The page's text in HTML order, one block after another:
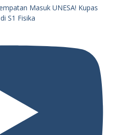
Masuk UNESA! Kupas
S1 Fisika